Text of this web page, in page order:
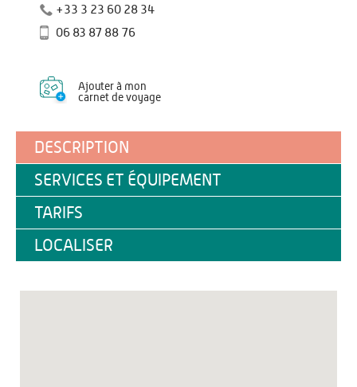
+33 3 23 60 28 34
06 83 87 88 76
Ajouter à mon
carnet de voyage
DESCRIPTION
SERVICES ET ÉQUIPEMENT
TARIFS
LOCALISER